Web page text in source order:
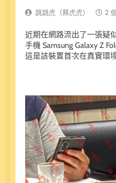
跳跳虎（蔡虎虎） 2
近期在網路流出了一張疑
手機 Samsung Galaxy Z
這是該裝置首次在真實環